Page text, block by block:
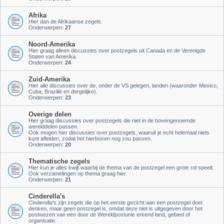
Afrika
Hier dan de Afrikaanse zegels.
Onderwerpen: 27
Noord-Amerika
Hier graag alleen discussies over postzegels uit Canada en de Verenigde
Staten van Amerika.
Onderwerpen: 24
Zuid-Amerika
Hier alle discussies over de, onder de VS gelegen, landen (waaronder Mexico,
Cuba, Brazilië en dergelijke).
Onderwerpen: 23
Overige delen
Hier graag discussies over postzegels die niet in de bovengenoemde
werelddelen passen.
Ook mogen hier discussies over postzegels, waaruit je echt helemaal niets
kunt afleiden, zodat het hierboven nog zou passen.
Onderwerpen: 20
Thematische zegels
Hier kun je alles kwijt waarbij de thema van de postzegel een grote rol speelt.
Ook verzamelingen op thema graag hier.
Onderwerpen: 21
Cinderella's
Cinderella's zijn zegels die op het eerste gezicht aan een postzegel doet
denken, maar geen postzegel is, omdat deze niet is uitgegeven door het
postwezen van een door de Wereldpostunie erkend land, gebied of
organisatie.